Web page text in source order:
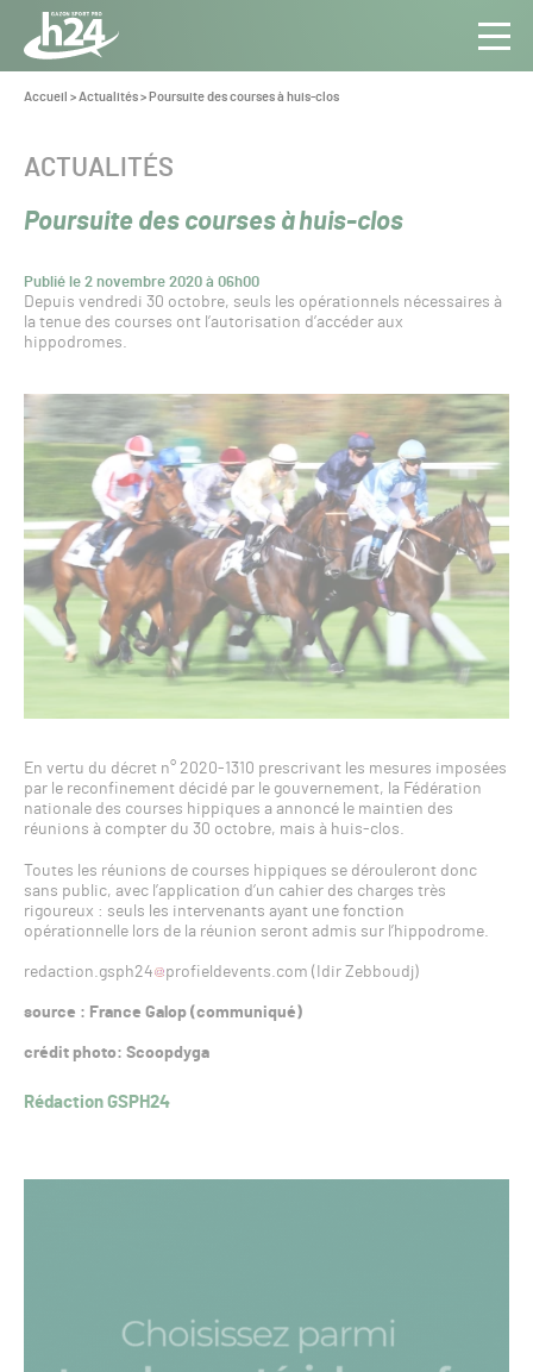
Panneau de gestion des cookies
Aller au contenu
Toute
l’info
Pro
Vous
Accueil >Actualités> Poursuite des courses à huis-clos
Poursuite des courses à huis-clos
Publié le 2 novembre 2020 à 06h00
CATÉGORIE :
ACTUALITÉS
Depuis vendredi 30 octobre, seuls les opérationnels nécessaires à
la tenue des courses ont l’autorisation d’accéder aux
hippodromes.
En vertu du décret n° 2020-1310 prescrivant les mesures imposées
par le reconfinement décidé par le gouvernement, la Fédération
nationale des courses hippiques a annoncé le maintien des
réunions à compter du 30 octobre, mais à huis-clos.
Toutes les réunions de courses hippiques se dérouleront donc
sans public, avec l’application d’un cahier des charges très
rigoureux : seuls les intervenants ayant une fonction
opérationnelle lors de la réunion seront admis sur l’hippodrome.
redaction.gsph24 profieldevents.com (Idir Zebboudj)
source : France Galop (communiqué)
crédit photo: Scoopdyga
Rédaction GSPH24